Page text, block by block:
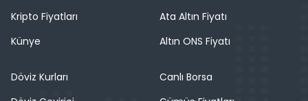
Kripto Fiyatları
Künye
Ata Altın Fiyatı
Altın ONS Fiyatı
Döviz Kurları
Canlı Borsa